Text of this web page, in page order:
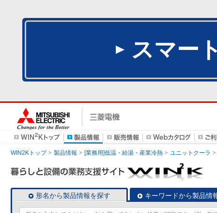
スマー
WIN2Kトップ 製品情報 [業務用]低温・給湯・産業冷熱 ユニットクーラ
形名から製品情報を探す キーワードから製品情